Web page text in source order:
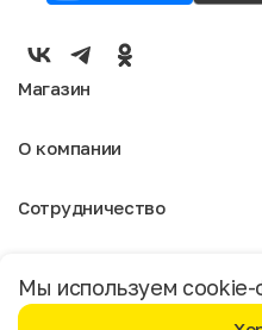
Мужской
Мы используем
Москва
Магазин
Мужское
О компании
Отзывы
Магазины
Сотрудничество
Реклама
Доставка и оплата
Бонусная программа